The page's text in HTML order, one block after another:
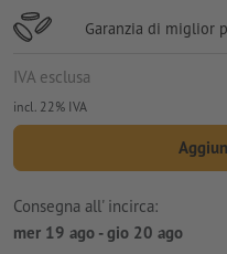
Garanzia di miglior
IVA esclusa
incl. 22% IVA
Consegna all' incirca:
mer 19 ago - gio 20 ago